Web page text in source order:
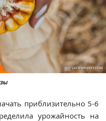
приблизительно 5-6
урожайность на